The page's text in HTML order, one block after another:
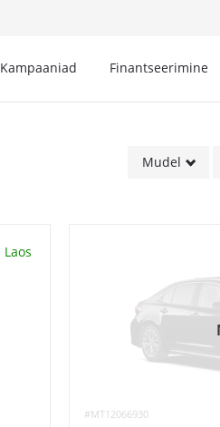
Kampaaniad Finantseerimine
Mudel
Laos
#MT12066930